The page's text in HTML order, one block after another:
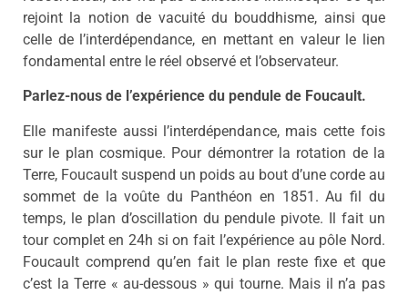
rejoint la notion de vacuité du bouddhisme, ainsi que
celle de l’interdépendance, en mettant en valeur le lien
fondamental entre le réel observé et l’observateur.
Parlez-nous de l’expérience du pendule de Foucault.
Elle manifeste aussi l’interdépendance, mais cette fois
sur le plan cosmique. Pour démontrer la rotation de la
Terre, Foucault suspend un poids au bout d’une corde au
sommet de la voûte du Panthéon en 1851. Au fil du
temps, le plan d’oscillation du pendule pivote. Il fait un
tour complet en 24h si on fait l’expérience au pôle Nord.
Foucault comprend qu’en fait le plan reste fixe et que
c’est la Terre « au-dessous » qui tourne. Mais il n’a pas